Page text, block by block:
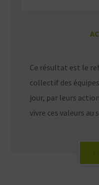
Ce résultat est le
collectif des
jour, par leurs
vivre ces valeurs au